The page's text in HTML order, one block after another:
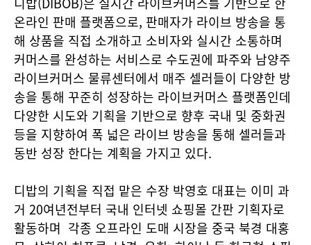
온라인 판매 플랫폼으로, 판매자가 라이브 방송을 통
해 상품을 직접 소개하고 소비자와 실시간 소통하며
커머스를 완성하는 서비스로 수도권에 파주와 남양주
라이브커머스 물류센터에서 매주 셀러들이 다양한 방
송을 통해 꾸준히 성장하는 라이브커머스 플랫폼인데
다양한 시도와 기획을 기반으로 향후 국내 및 중화권
등을 지향하여 폭 넓은 라이브 방송을 통해 셀러들과
동반 성장 한다는 계획을 가지고 있다.
디밥의 기획을 직접 맡은 수장 박영호 대표는 이미 과
거 20여년전부터 국내 인터넷 쇼핑몰 간판 기획자로
활동하며 각종 오프라인 도매 시장을 중국 북경 대홍